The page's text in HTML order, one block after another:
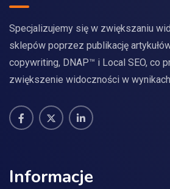
Specjalizujemy się w zwiększaniu
sklepów poprzez publikację
copywriting, DNAP™ i Local SEO, co
zwiększenie widoczności w
Informacje